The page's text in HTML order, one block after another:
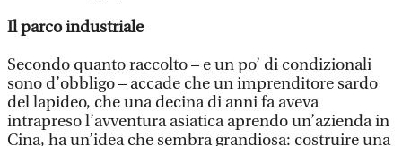
Il parco industriale
Secondo quanto raccolto – e un po’ di condizionali
sono d’obbligo – accade che un imprenditore sardo
del lapideo, che una decina di anni fa aveva
intrapreso l’avventura asiatica aprendo un’azienda in
Cina, ha un’idea che sembra grandiosa: costruire una